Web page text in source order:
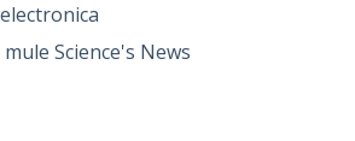
Science's News